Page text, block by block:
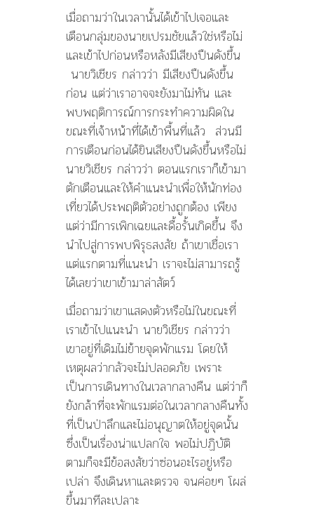
เมื่อถามว่าในเวลานั้นได้เข้าไปเจอและ
เตือนกลุ่มของนายเปรมชัยแล้วใช่หรือไม่
และเข้าไปก่อนหรือหลังมีเสียงปืนดังขึ้น
นายวิเชียร กล่าวว่า มีเสียงปืนดังขึ้น
ก่อน แต่ว่าเราอาจจะยังมาไม่ทัน และ
พบพฤติการณ์การกระทำความผิดใน
ขณะที่เจ้าหน้าที่ได้เข้าพื้นที่แล้ว ส่วนมี
การเตือนก่อนได้ยินเสียงปืนดังขึ้นหรือไม่
นายวิเชียร กล่าวว่า ตอนแรกเราก็เข้ามา
ตักเตือนและให้คำแนะนำเพื่อให้นักท่อง
เที่ยวได้ประพฤติตัวอย่างถูกต้อง เพียง
แต่ว่ามีการเพิกเฉยและดื้อรั้นเกิดขึ้น จึง
นำไปสู่การพบพิรุธสงสัย ถ้าเขาเชื่อเรา
แต่แรกตามที่แนะนำ เราจะไม่สามารถรู้
ได้เลยว่าเขาเข้ามาล่าสัตว์
เมื่อถามว่าเขาแสดงตัวหรือไม่ในขณะที่
เราเข้าไปแนะนำ นายวิเชียร กล่าวว่า
เขาอยู่ที่เดิมไม่ย้ายจุดพักแรม โดยให้
เหตุผลว่ากลัวจะไม่ปลอดภัย เพราะ
เป็นการเดินทางในเวลากลางคืน แต่ว่าก็
ยังกล้าที่จะพักแรมต่อในเวลากลางคืนทั้ง
ที่เป็นป่าลึกและไม่อนุญาตให้อยู่จุดนั้น
ซึ่งเป็นเรื่องน่าแปลกใจ พอไม่ปฏิบัติ
ตามก็จะมีข้อสงสัยว่าซ่อนอะไรอยู่หรือ
เปล่า จึงเดินหาและตรวจ จนค่อยๆ โผล่
ขึ้นมาทีละเปลาะ